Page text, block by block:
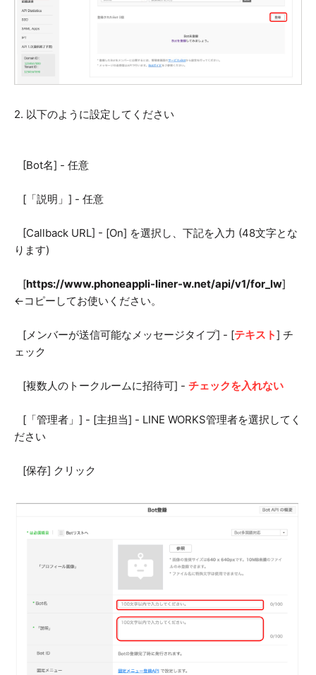
2. 以下のように設定してください
[Bot名] - 任意
[「説明」] - 任意
[Callback URL] - [On] を選択し、下記を入力 (48文字とな
ります)
[https://www.phoneappli-liner-w.net/api/v1/for_lw]
←コピーしてお使いください。
[メンバーが送信可能なメッセージタイプ] - [テキスト] チ
ェック
[複数人のトークルームに招待可] - チェックを入れない
[「管理者」] - [主担当] - LINE WORKS管理者を選択してく
ださい
[保存] クリック